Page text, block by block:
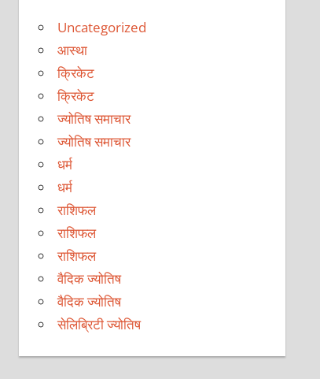
Uncategorized
आस्था
क्रिकेट
क्रिकेट
ज्योतिष समाचार
ज्योतिष समाचार
धर्म
धर्म
राशिफल
राशिफल
राशिफल
वैदिक ज्योतिष
वैदिक ज्योतिष
सेलिब्रिटी ज्योतिष